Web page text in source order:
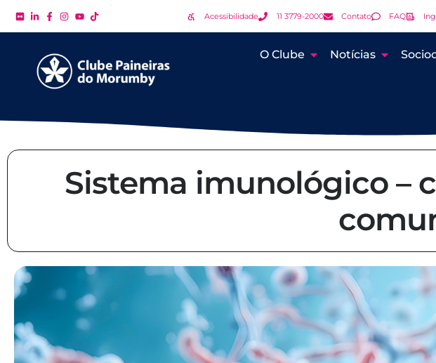
Acessibilidade 11 3779-2000 Contato FAQ
O Clube Notícias
Sistema imunológico –